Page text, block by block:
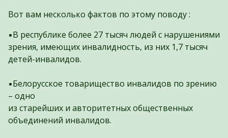
Вот вам несколько фактов по этому поводу :
▪️В республике более 27 тысяч людей с нарушениями
зрения, имеющих инвалидность, из них 1,7 тысяч
детей-инвалидов.
▪️Белорусское товарищество инвалидов по зрению
– одно
из старейших и авторитетных общественных
объединений инвалидов.